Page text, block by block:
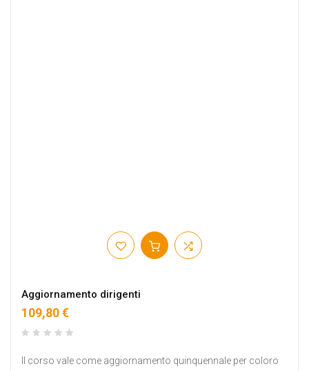
Aggiornamento dirigenti
109,80 €
Il corso vale come aggiornamento quinquennale per coloro